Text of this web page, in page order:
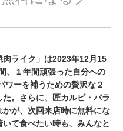
ライク」は2023年12月15
、１年間頑張った自分への
ワーを補うための贅沢な２
。さらに、匠カルビ・バラ
が、次回来店時に無料にな
て食べたい時も、みんなと